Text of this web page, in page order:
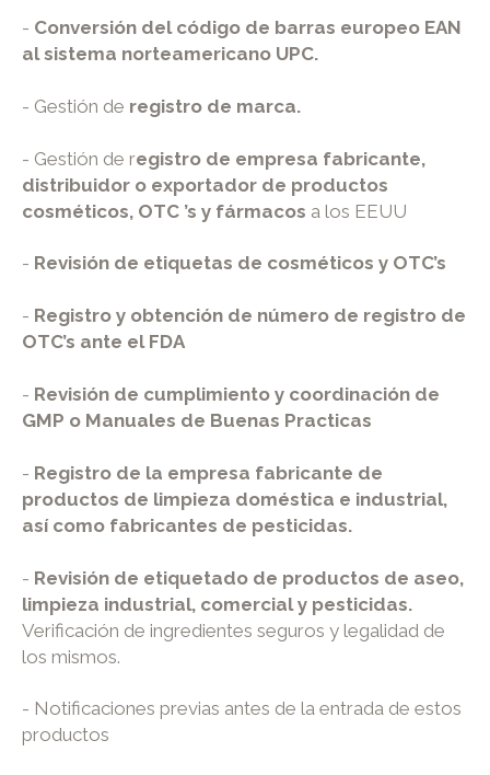
- Conversión del código de barras europeo EAN
al sistema norteamericano UPC.
- Gestión de registro de marca.
- Gestión de registro de empresa fabricante,
distribuidor o exportador de productos
cosméticos, OTC ’s y fármacos a los EEUU
- Revisión de etiquetas de cosméticos y OTC’s
- Registro y obtención de número de registro de
OTC’s ante el FDA
- Revisión de cumplimiento y coordinación de
GMP o Manuales de Buenas Practicas
- Registro de la empresa fabricante de
productos de limpieza doméstica e industrial,
así como fabricantes de pesticidas.
- Revisión de etiquetado de productos de aseo,
limpieza industrial, comercial y pesticidas.
Verificación de ingredientes seguros y legalidad de
los mismos.
- Notificaciones previas antes de la entrada de estos
productos